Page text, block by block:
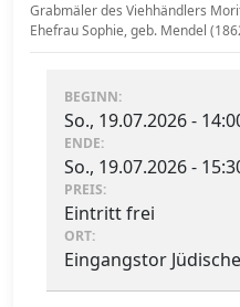
Grabmäler des Viehhändlers
Ehefrau Sophie, geb. Mendel
BEGINN:
So., 19.07.2026 -
ENDE:
So., 19.07.2026 -
PREIS:
Eintritt frei
ORT:
Eingangstor